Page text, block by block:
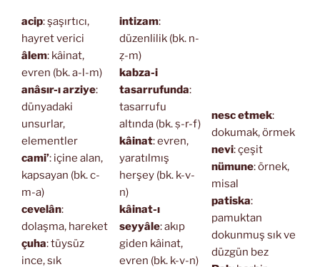
acip: şaşırtıcı,
hayret verici
âlem: kâinat,
evren (bk. a-l-m)
anâsır-ı arziye:
dünyadaki
unsurlar,
elementler
cami’: içine alan,
kapsayan (bk. c-
m-a)
cevelân:
dolaşma, hareket
çuha: tüysüz
ince, sık
intizam:
düzenlilik (bk. n-
ẓ-m)
kabza-i
tasarrufunda:
tasarrufu
altında (bk. ṣ-r-f)
kâinat: evren,
yaratılmış
herşey (bk. k-v-
n)
kâinat-ı
seyyâle: akıp
giden kâinat,
evren (bk. k-v-n)
nesc etmek:
dokumak, örmek
nevi: çeşit
nümune: örnek,
misal
patiska:
pamuktan
dokunmuş sık ve
düzgün bez